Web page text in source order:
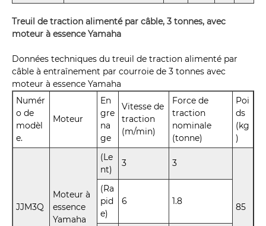
Treuil de traction alimenté par câble, 3 tonnes, avec
moteur à essence Yamaha
Données techniques du treuil de traction alimenté par
câble à entraînement par courroie de 3 tonnes avec
moteur à essence Yamaha
Numér
o de
modèl
e.
Moteur
En
gre
na
ge
Vitesse de
traction
(m/min)
Force de
traction
nominale
(tonne)
Poi
ds
(kg
)
JJM3Q
Moteur à
essence
Yamaha
(Le
nt)
3 3
85
(Ra
pid
e)
6 1.8